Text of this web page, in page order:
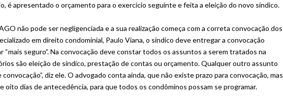
é apresentado o orçamento para o exercício seguinte e feita a eleição do novo síndico.
não pode ser negligenciada e a sua realização começa com a correta convocação dos
em direito condominial, Paulo Viana, o síndico deve entregar a convocação
seguro”. Na convocação deve constar todos os assuntos a serem tratados na
são eleição de síndico, prestação de contas ou orçamento. Qualquer outro assunto
diz ele. O advogado conta ainda, que não existe prazo para convocação, mas
oito dias de antecedência, para que todos os condôminos possam se programar.